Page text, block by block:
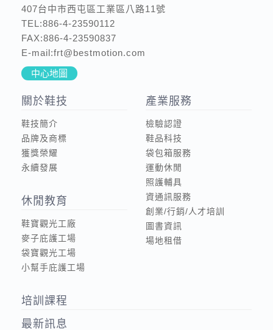
407台中市西屯區工業區八路11號
TEL:886-4-23590112
FAX:886-4-23590837
E-mail:frt@bestmotion.com
中心地圖
關於鞋技
鞋技簡介
品牌及商標
獲獎榮耀
永續發展
休閒教育
鞋寶觀光工廠
麥子庇護工場
袋寶觀光工場
小幫手庇護工場
產業服務
檢驗認證
鞋品科技
袋包箱服務
運動休閒
照護輔具
資通訊服務
創業/行銷/人才培訓
圖書資訊
場地租借
培訓課程
最新訊息